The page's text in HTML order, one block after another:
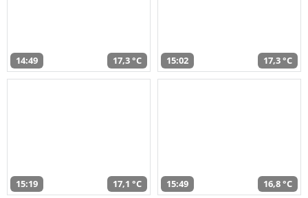
14:49 17,3 °C 15:02 17,3 °C
15:19 17,1 °C 15:49 16,8 °C